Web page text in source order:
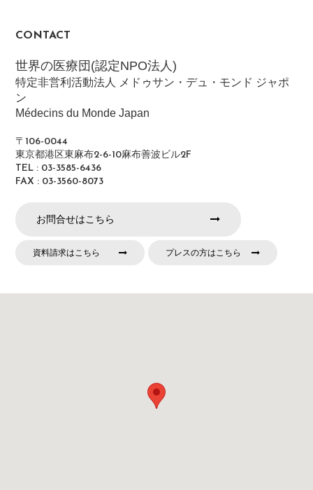
CONTACT
世界の医療団(認定NPO法人)
特定非営利活動法人 メドゥサン・デュ・モンド ジャポ
ン
Médecins du Monde Japan
〒106-0044
東京都港区東麻布2-6-10麻布善波ビル2F
TEL : 03-3585-6436
FAX : 03-3560-8073
お問合せはこちら
資料請求はこちら プレスの方はこちら